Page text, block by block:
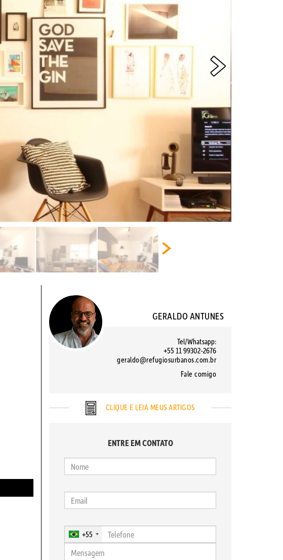
GERALDO ANTUNES
Tel/Whatsapp:
+55 11 99302-2676
geraldo@refugiosurbanos.com.br
Fale comigo
CLIQUE E LEIA MEUS ARTIGOS
ENTRE EM CONTATO
+55